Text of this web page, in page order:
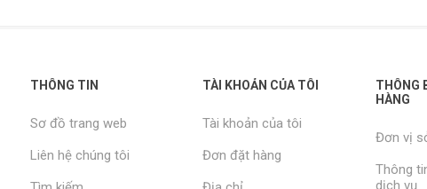
THÔNG TIN
Sơ đồ trang web
Liên hệ chúng tôi
TÀI KHOẢN CỦA TÔI
Tài khoản của tôi
Đơn đặt hàng
THÔNG
HÀNG
Đơn vị
Thông
dịch vụ